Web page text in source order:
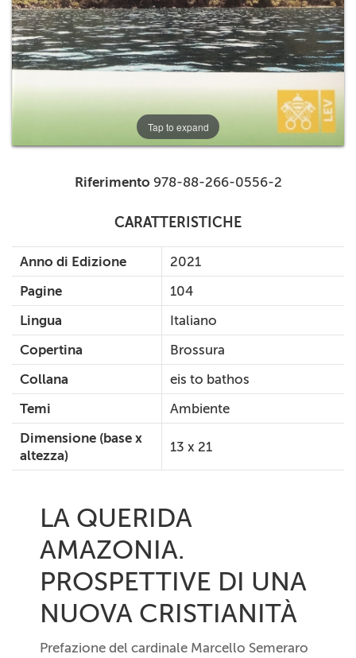
Tap to expand
Riferimento 978-88-266-0556-2
CARATTERISTICHE
Anno di Edizione
2021
Pagine
104
Lingua
Italiano
Copertina
Brossura
Collana
eis to bathos
Temi
Ambiente
Dimensione (base x
altezza)
13 x 21
LA QUERIDA
AMAZONIA.
PROSPETTIVE DI UNA
NUOVA CRISTIANITÀ
Prefazione del cardinale Marcello Semeraro